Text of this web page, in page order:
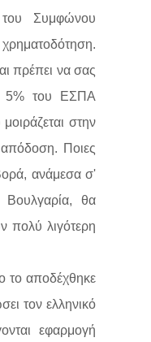
του Συμφώνου
πρέπει να σας
5% του ΕΣΠΑ
στην
Ποιες
ανάμεσα σ'
θα
πολύ λιγότερη
το αποδέχθηκε
τον ελληνικό
εφαρμογή